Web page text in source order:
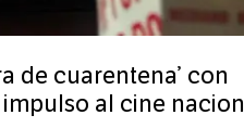
de cuarentena’ con
al cine